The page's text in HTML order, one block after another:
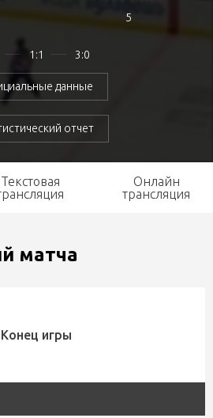
1:1 3:0
данные
отчет
5
Текстовая
Онлайн
трансляция
матча
Конец игры